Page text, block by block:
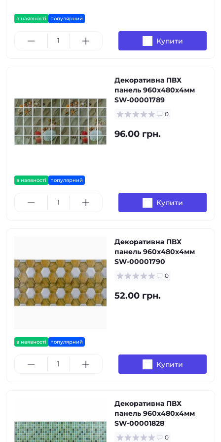
в наявності популярний
Купити
в наявності популярний
Декоративна ПВХ
панель 960х480х4мм
SW-00001789
0
96.00 грн.
Купити
в наявності популярний
Декоративна ПВХ
панель 960х480х4мм
SW-00001790
0
52.00 грн.
Купити
Декоративна ПВХ
панель 960х480х4мм
SW-00001828
0